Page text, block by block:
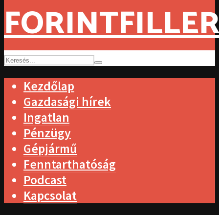
Kezdőlap
Gazdasági hírek
Ingatlan
Pénzügy
Gépjármű
Fenntarthatóság
Podcast
Kapcsolat